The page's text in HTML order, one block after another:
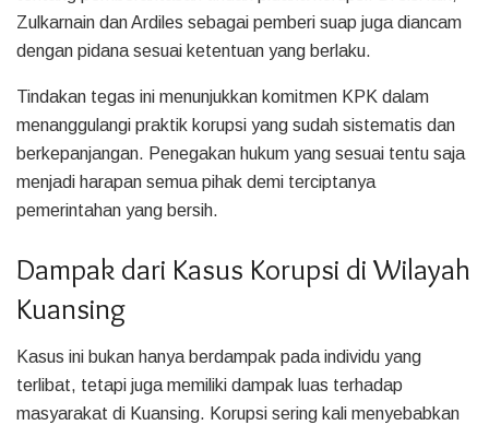
Zulkarnain dan Ardiles sebagai pemberi suap juga diancam
dengan pidana sesuai ketentuan yang berlaku.
Tindakan tegas ini menunjukkan komitmen KPK dalam
menanggulangi praktik korupsi yang sudah sistematis dan
berkepanjangan. Penegakan hukum yang sesuai tentu saja
menjadi harapan semua pihak demi terciptanya
pemerintahan yang bersih.
Dampak dari Kasus Korupsi di Wilayah
Kuansing
Kasus ini bukan hanya berdampak pada individu yang
terlibat, tetapi juga memiliki dampak luas terhadap
masyarakat di Kuansing. Korupsi sering kali menyebabkan